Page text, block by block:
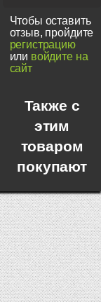
Чтобы оставить
отзыв, пройдите
регистрацию
или войдите на
сайт
Также с
этим
товаром
покупают